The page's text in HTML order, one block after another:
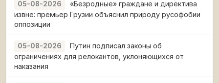
05-08-2026
«Безродные» граждане и директива
извне: премьер Грузии объяснил природу русофобии
оппозиции
05-08-2026
Путин подписал законы об
ограничениях для релокантов, уклоняющихся от
наказания